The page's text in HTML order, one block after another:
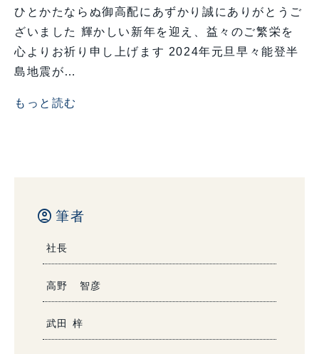
ひとかたならぬ御高配にあずかり誠にありがとうご
ざいました 輝かしい新年を迎え、益々のご繁栄を
心よりお祈り申し上げます 2024年元旦早々能登半
島地震が…
もっと読む
account_circle 筆者
社長
高野 智彦
武田 梓